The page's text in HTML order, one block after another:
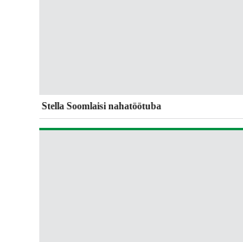
Stella Soomlaisi nahatöötuba